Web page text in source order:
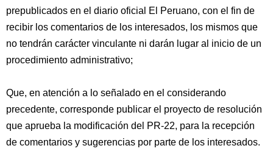
prepublicados en el diario oficial El Peruano, con el fin de
recibir los comentarios de los interesados, los mismos que
no tendrán carácter vinculante ni darán lugar al inicio de un
procedimiento administrativo;
Que, en atención a lo señalado en el considerando
precedente, corresponde publicar el proyecto de resolución
que aprueba la modificación del PR-22, para la recepción
de comentarios y sugerencias por parte de los interesados.